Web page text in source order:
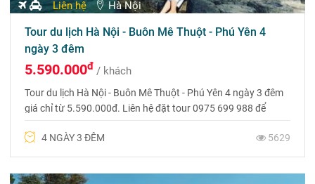
Liên hệ Hà Nội
Tour du lịch Hà Nội - Buôn Mê Thuột - Phú Yên 4
ngày 3 đêm
5.590.000đ / khách
Tour du lịch Hà Nội - Buôn Mê Thuột - Phú Yên 4 ngày 3 đêm
giá chỉ từ 5.590.000đ. Liên hệ đặt tour 0975 699 988 để
lịch Phượng Hoàng nhé
4 NGÀY 3 ĐÊM 5629